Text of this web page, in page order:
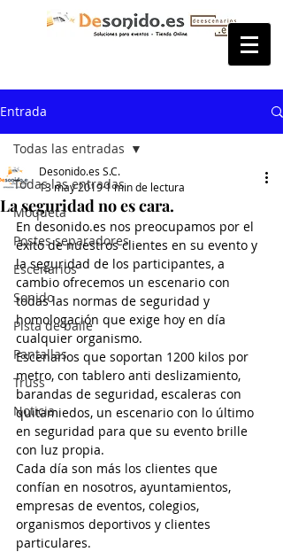
Entrada
Todas las entradas
Moqueta
Postes separadores
Escenarios
Sonido
Pista de baile
Pantallas
Truss
Noticia
Todas las entradas
La seguridad no es cara.
Desonido.es S.C.
13 may 20191 min de lectura
En desonido.es nos preocupamos por el
éxito de nuestros clientes en su evento y
la seguridad de los participantes, a
cambio ofrecemos un escenario con
todas las normas de seguridad y
homologación que exige hoy en día
cualquier organismo.
Escenarios que soportan 1200 kilos por
metro, con tablero anti deslizamiento,
barandas de seguridad, escaleras con
quitamiedos, un escenario con lo último
en seguridad para que su evento brille
con luz propia.
Cada día son más los clientes que
confían en nosotros, ayuntamientos,
empresas de eventos, colegios,
organismos deportivos y clientes
particulares.